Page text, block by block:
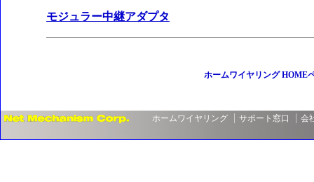
モジュラー中継アダプタ
ホームワイヤリング HOME
ホームワイヤリング サポート窓口 会